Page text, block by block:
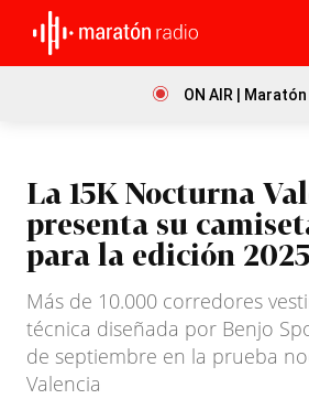
ON AIR |
La 15K Nocturna
presenta su
para la edición 2025
Más de 10.000 corredores
técnica diseñada por Benjo
de septiembre en la prueba
Valencia